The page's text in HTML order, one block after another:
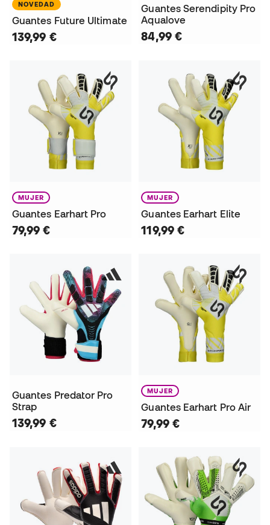
NOVEDAD
Guantes Future Ultimate
139,99 €
Guantes Serendipity Pro
Aqualove
84,99 €
MUJER
Guantes Earhart Pro
79,99 €
MUJER
Guantes Earhart Elite
119,99 €
Guantes Predator Pro
Strap
139,99 €
MUJER
Guantes Earhart Pro Air
79,99 €